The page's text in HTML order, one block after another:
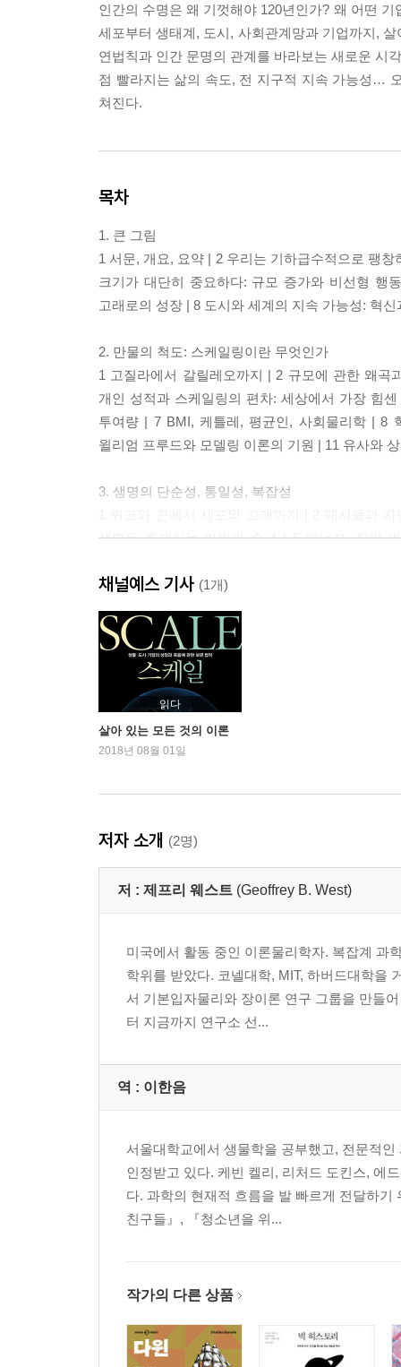
인간의 수명은 왜 기껏해야 120년인가? 왜 어떤
세포부터 생태계, 도시, 사회관계망과 기업까지,
연법칙과 인간 문명의 관계를 바라보는 새로운 시
점 빨라지는 삶의 속도, 전 지구적 지속 가능성…
쳐진다.
목차
1. 큰 그림
1 서문, 개요, 요약 | 2 우리는 기하급수적으로 팽
크기가 대단히 중요하다: 규모 증가와 비선형 행
고래로의 성장 | 8 도시와 세계의 지속 가능성: 혁
2. 만물의 척도: 스케일링이란 무엇인가
1 고질라에서 갈릴레오까지 | 2 규모에 관한 왜
개인 성적과 스케일링의 편차: 세상에서 가장 힘
투여량 | 7 BMI, 케틀레, 평균인, 사회물리학 | 8
윌리엄 프루드와 모델링 이론의 기원 | 11 유사와
3. 생명의 단순성, 통일성, 복잡성
생명을 통제하는 마법의 수 4 | 5 에너지, 창발
테슬라, 임피던스정합, 교류와 직류 | 11 다시
늘이기의 수수께끼 같은 사례
4. 생명의 네 번째 차원: 성장, 노화, 죽음
1 생명의 네 번째 차원 | 2 왜 개미만 한 포유동물
지수적 스케일링, 생태학의 대사 이론 | 6 노화와 죽
5. 인류세에서 도시세로: 도시가 지배하는 행성
등장과 그 병폐 | 5 맬서스, 신맬서스주의자, 대혁
6. 도시의 과학에 붙인 서문
1 도시와 기업은 아주 커다란 생물에 불과할까 | 2
| 6 가까운 친구가 실제로 얼마나 많을까? 던바와
8. 결과와 예측: 이동성과 삶의 속도에서 사회적
1 증가하는 삶의 속도 | 2 가속되는 트레드밀 위
사업 활동의 사회경제적 다양성 | 12 도시의 성장과
9. 기업의 과학을 향하여
1 월마트는 구멍가게의 규모 확대판이고 구글은
편히 잠드소서 | 5 기업은 죽지만, 도시는 죽지 않는
맺는말
1 21세기의 과학 | 2 초학제성, 복잡계, 샌타페이
채널예스 기사 (1개)
읽다
살아 있는 모든 것의 이론
2018년 08월 01일
저자 소개 (2명)
저 : 제프리 웨스트 (Geoffrey B. West)
미국에서 활동 중인 이론물리학자. 복잡계 과
학위를 받았다. 코넬대학, MIT, 하버드대학을
서 기본입자물리와 장이론 연구 그룹을 만들
터 지금까지 연구소 선...
역 : 이한음
서울대학교에서 생물학을 공부했고, 전문적
인정받고 있다. 케빈 켈리, 리처드 도킨스, 에
다. 과학의 현재적 흐름을 발 빠르게 전달하
친구들』, 『청소년을 위...
작가의 다른 상품